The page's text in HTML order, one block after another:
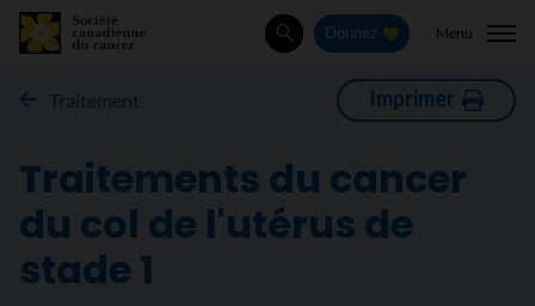
Rechercher
Donnez Menu
Traitement Imprimer
Traitements du cancer
du col de l'utérus de
stade 1